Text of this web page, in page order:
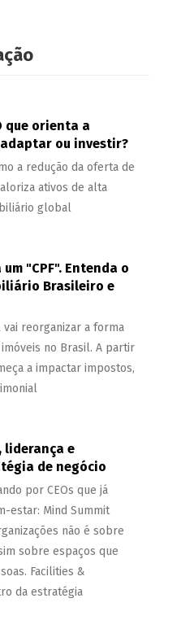
que orienta a
ou investir?
a redução da oferta de
ativos de alta
global
"CPF". Entenda o
Brasileiro e
vai reorganizar a forma
no Brasil. A partir
a impactar impostos,
liderança e
de negócio
por CEOs que já
estar: Mind Summit
não é sobre
sobre espaços que
Facilities &
da estratégia